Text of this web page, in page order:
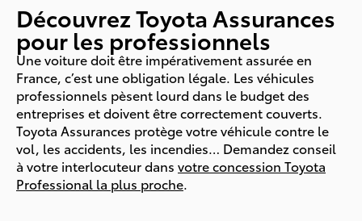
Découvrez Toyota Assurances
pour les professionnels
Une voiture doit être impérativement assurée en
France, c’est une obligation légale. Les véhicules
professionnels pèsent lourd dans le budget des
entreprises et doivent être correctement couverts.
Toyota Assurances protège votre véhicule contre le
vol, les accidents, les incendies… Demandez conseil
à votre interlocuteur dans votre concession Toyota
Professional la plus proche.